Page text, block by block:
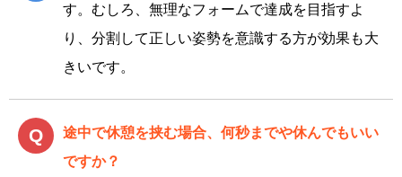
す。むしろ、無理なフォームで達成を目指すよ
り、分割して正しい姿勢を意識する方が効果も大
きいです。
途中で休憩を挟む場合、何秒までや休んでもいい
ですか？